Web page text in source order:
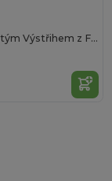
Sacha Unisex Tričko s Kulatým Výstřihem z Francie